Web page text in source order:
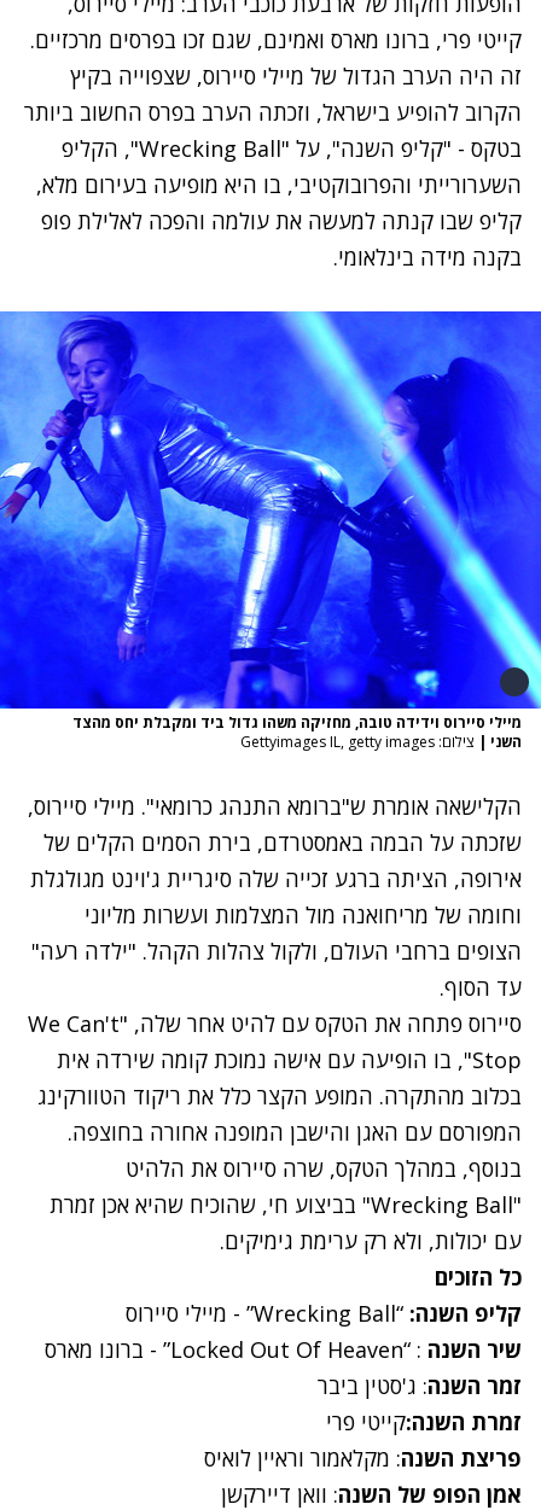
קייטי פרי, ברונו מארס ואמינם, שגם זכו בפרסים מרכזיים.
זה היה הערב הגדול של מיילי סיירוס, שצפוייה בקיץ
הקרוב להופיע בישראל, וזכתה הערב בפרס החשוב ביותר
בטקס - "קליפ השנה", על "Wrecking Ball
", הקליפ
השערורייתי והפרובוקטיבי, בו היא מופיעה בעירום מלא,
קליפ שבו קנתה למעשה את עולמה והפכה לאלילת פופ
בקנה מידה בינלאומי.
מיילי סיירוס וידידה טובה, מחזיקה משהו גדול ביד ומקבלת יחס מהצד
השני | צילום: Gettyimages IL, getty images
הקלישאה אומרת ש"ברומא התנהג כרומאי". מיילי סיירוס,
שזכתה על הבמה באמסטרדם, בירת הסמים הקלים של
אירופה, הציתה ברגע זכייה שלה סיגריית ג'וינט מגולגלת
וחומה של מריחואנה מול המצלמות ועשרות מליוני
הצופים ברחבי העולם, ולקול צהלות הקהל. "ילדה רעה"
עד הסוף.
סיירוס פתחה את הטקס עם להיט אחר שלה, "We Can't
Stop", בו הופיעה עם אישה נמוכת קומה שירדה אית
בכלוב מהתקרה. המופע הקצר כלל את ריקוד הטוורקינג
המפורסם עם האגן והישבן המופנה אחורה בחוצפה.
בנוסף, במהלך הטקס, שרה סיירוס את הלהיט
"Wrecking Ball" בביצוע חי, שהוכיח שהיא אכן זמרת
עם יכולות, ולא רק ערימת גימיקים.
כל הזוכים
קליפ השנה: “Wrecking Ball”
- מיילי סיירוס
שיר השנה : “
Locked Out Of Heaven” - ברונו מארס
זמר השנה: ג'סטין ביבר
זמרת השנה:קייטי פרי
פריצת השנה: מקלאמור וראיין לואיס
אמן הפופ של השנה: וואן דיירקשן